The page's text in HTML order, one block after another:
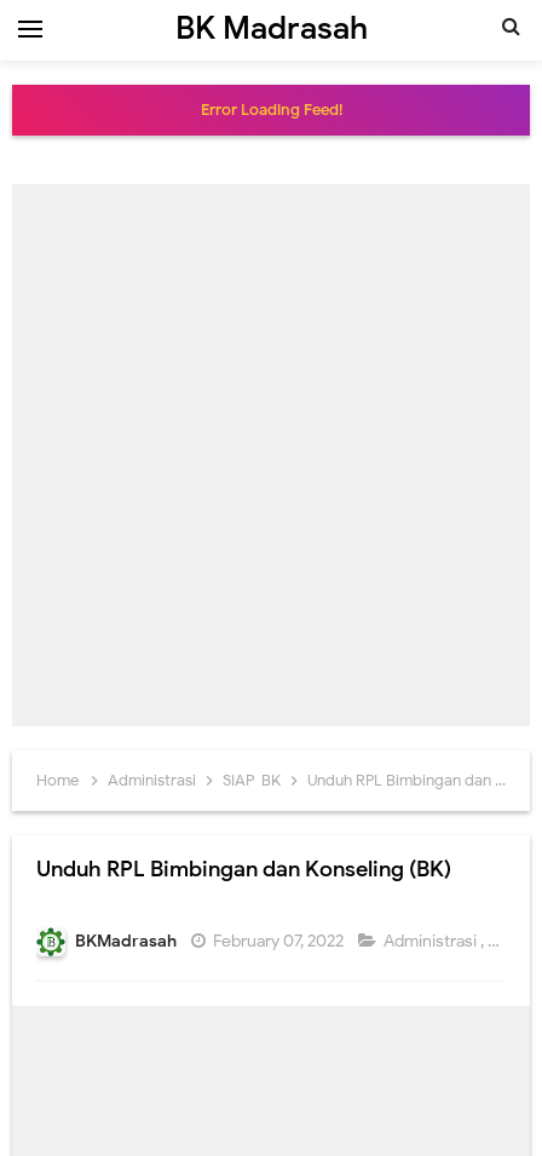
BK Madrasah
Error Loading Feed!
Home Administrasi SIAP-BK Unduh RPL Bimbingan dan Konseling (BK)
Unduh RPL Bimbingan dan Konseling (BK)
BKMadrasah February 07, 2022 Administrasi , SIAP-